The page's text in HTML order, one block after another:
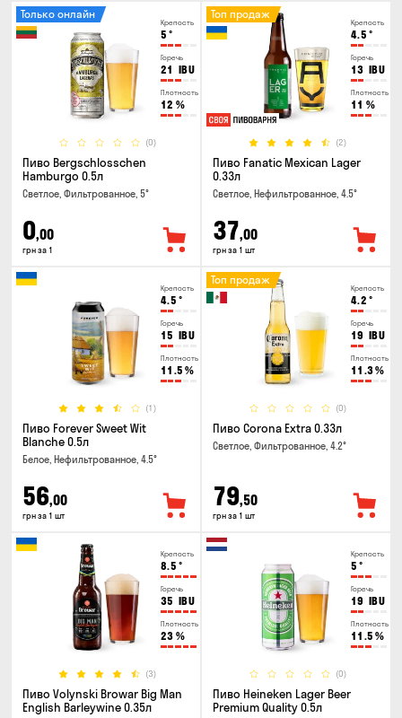
Крепость
5 °
Горечь
21 IBU
Плотность
12 %
(0)
Только онлайн
Пиво Bergschlosschen
Hamburgo 0.5л
Светлое, Фильтрованное, 5°
0,00
грн за 1
Крепость
4.5 °
Горечь
13 IBU
Плотность
11 %
(2)
Топ продаж
Пиво Fanatic Mexican Lager
0.33л
Светлое, Нефильтрованное, 4.5°
37,00
грн за 1 шт
Крепость
4.5 °
Горечь
15 IBU
Плотность
11.5 %
(1)
Пиво Forever Sweet Wit
Blanche 0.5л
Белое, Нефильтрованное, 4.5°
56,00
грн за 1 шт
Крепость
4.2 °
Горечь
19 IBU
Плотность
11.3%
(0)
Топ продаж
Пиво Corona Extra 0.33л
Светлое, Фильтрованное, 4.2°
79,50
грн за 1 шт
Крепость
8.5 °
Горечь
35 IBU
Плотность
23 %
(3)
Пиво Volynski Browar Big Man
English Barleywine 0.35л
Крепость
5 °
Горечь
19 IBU
Плотность
11.5 %
(0)
Пиво Heineken Lager Beer
Premium Quality 0.5л